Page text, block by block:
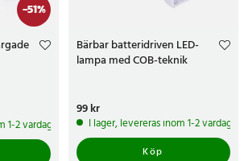
-51%
2 vardagar
Bärbar batteridriven LED-
lampa med COB-teknik
Pris:
99 kr
I lager, levereras inom 1-2 vardagar
Köp